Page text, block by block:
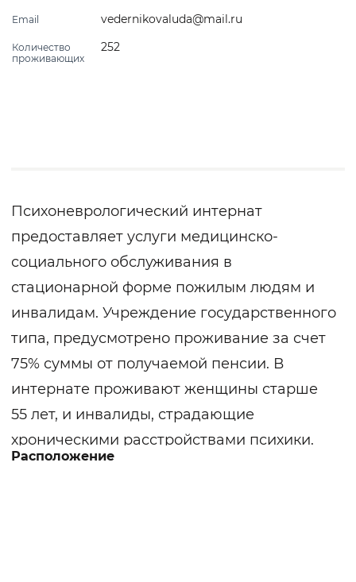
Email vedernikovaluda@mail.ru
Количество
проживающих
252
Психоневрологический интернат
предоставляет услуги медицинско-
социального обслуживания в
стационарной форме пожилым людям и
инвалидам. Учреждение государственного
типа, предусмотрено проживание за счет
75% суммы от получаемой пенсии. В
интернате проживают женщины старше
55 лет, и инвалиды, страдающие
хроническими расстройствами психики.
Свою историю интернат начинает с 1955
Расположение